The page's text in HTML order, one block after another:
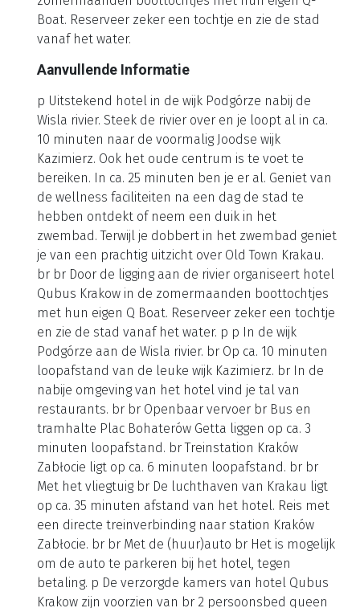
Boat. Reserveer zeker een tochtje en zie de stad
vanaf het water.
Aanvullende Informatie
p Uitstekend hotel in de wijk Podgórze nabij de
Wisla rivier. Steek de rivier over en je loopt al in ca.
10 minuten naar de voormalig Joodse wijk
Kazimierz. Ook het oude centrum is te voet te
bereiken. In ca. 25 minuten ben je er al. Geniet van
de wellness faciliteiten na een dag de stad te
hebben ontdekt of neem een duik in het
zwembad. Terwijl je dobbert in het zwembad geniet
je van een prachtig uitzicht over Old Town Krakau.
br br Door de ligging aan de rivier organiseert hotel
Qubus Krakow in de zomermaanden boottochtjes
met hun eigen Q Boat. Reserveer zeker een tochtje
en zie de stad vanaf het water. p p In de wijk
Podgórze aan de Wisla rivier. br Op ca. 10 minuten
loopafstand van de leuke wijk Kazimierz. br In de
nabije omgeving van het hotel vind je tal van
restaurants. br br Openbaar vervoer br Bus en
tramhalte Plac Bohaterów Getta liggen op ca. 3
minuten loopafstand. br Treinstation Kraków
Zabłocie ligt op ca. 6 minuten loopafstand. br br
Met het vliegtuig br De luchthaven van Krakau ligt
op ca. 35 minuten afstand van het hotel. Reis met
een directe treinverbinding naar station Kraków
Zabłocie. br br Met de (huur)auto br Het is mogelijk
om de auto te parkeren bij het hotel, tegen
betaling. p De verzorgde kamers van hotel Qubus
Krakow zijn voorzien van br 2 persoonsbed queen